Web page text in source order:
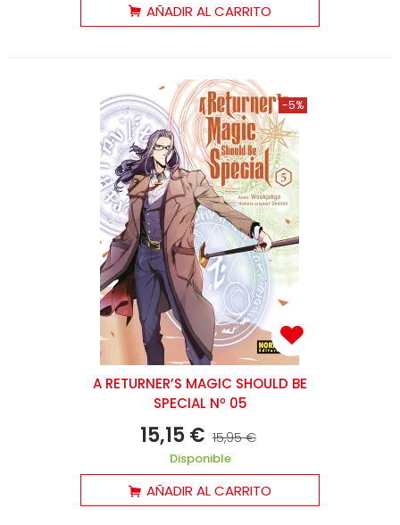
AÑADIR AL CARRITO
-5%
A RETURNER’S MAGIC SHOULD BE
SPECIAL Nº 05
15,15 € 15,95 €
Disponible
AÑADIR AL CARRITO